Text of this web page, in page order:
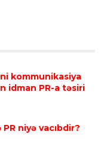
kommunikasiya
idman PR-a təsiri
niyə vacıbdir?